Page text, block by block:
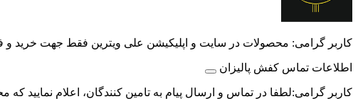
کاربر گرامی: محصولات در سایت و اپلیکیشن علی ویترین فقط جهت خرید
اطلاعات تماس کفش پالیزان
کاربر گرامی:لطفا در تماس و ارسال پیام به تامین کنندگان، اعلام نمایید